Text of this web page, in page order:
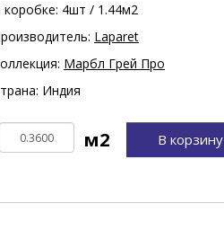
коробке: 4шт / 1.44м2
Laparet
Марбл Грей Про
Индия
В корзину